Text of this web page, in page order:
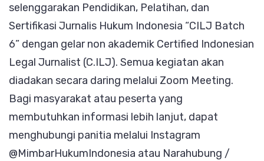
selenggarakan Pendidikan, Pelatihan, dan
Sertifikasi Jurnalis Hukum Indonesia “CILJ Batch
6” dengan gelar non akademik Certified Indonesian
Legal Jurnalist (C.ILJ). Semua kegiatan akan
diadakan secara daring melalui Zoom Meeting.
Bagi masyarakat atau peserta yang
membutuhkan informasi lebih lanjut, dapat
menghubungi panitia melalui Instagram
@MimbarHukumIndonesia atau Narahubung /